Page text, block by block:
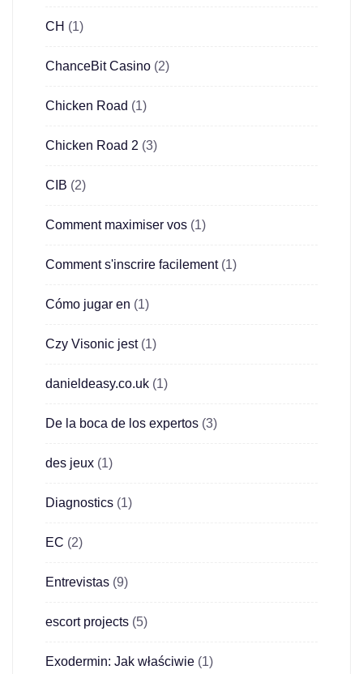
CH (1)
ChanceBit Casino (2)
Chicken Road (1)
Chicken Road 2 (3)
CIB (2)
Comment maximiser vos (1)
Comment s'inscrire facilement(1)
Cómo jugar en (1)
Czy Visonic jest(1)
danieldeasy.co.uk (1)
De la boca de los expertos (3)
des jeux (1)
Diagnostics (1)
EC (2)
Entrevistas (9)
escort projects (5)
Exodermin: Jak właściwie (1)